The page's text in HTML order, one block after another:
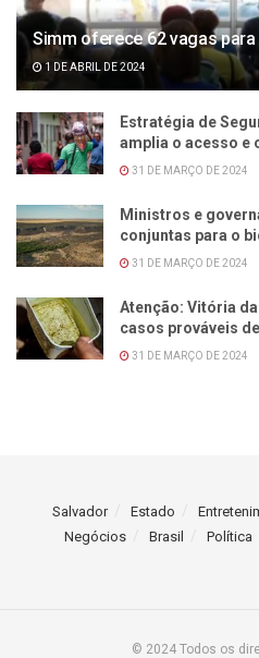
Simm oferece 62 vagas
1 DE ABRIL DE 2024
Estratégia de
amplia o acesso e
31 DE MARÇO DE 2024
Ministros e
conjuntas para o
31 DE MARÇO DE 2024
Atenção: Vitória
casos prováveis
31 DE MARÇO DE 2024
Salvador Estado
Negócios
Brasil Política
© 2024 Todos os